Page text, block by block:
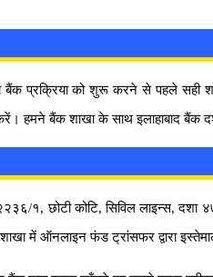
बैंक प्रक्रिया को शुरू करने से पहले सही
हमने बैंक शाखा के साथ इलाहाबाद बैंक
१, छोटी कोटि, सिविल लाइन्स, दशा
में ऑनलाइन फंड ट्रांसफर द्वारा